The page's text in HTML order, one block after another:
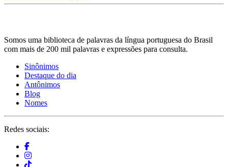
Somos uma biblioteca de palavras da língua portuguesa do Brasil
com mais de 200 mil palavras e expressões para consulta.
Sinônimos
Destaque do dia
Antônimos
Blog
Nomes
Redes sociais: